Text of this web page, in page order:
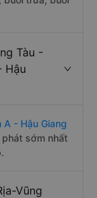
Tàu -
Hậu
A - Hậu Giang
sớm nhất
Vũng